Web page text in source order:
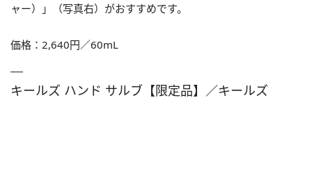
ャー）」（写真右）がおすすめです。
価格：2,640円／60mL
キールズ ハンド サルブ【限定品】／キールズ